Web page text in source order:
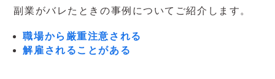
副業がバレたときの事例についてご紹介します。
職場から厳重注意される
解雇されることがある